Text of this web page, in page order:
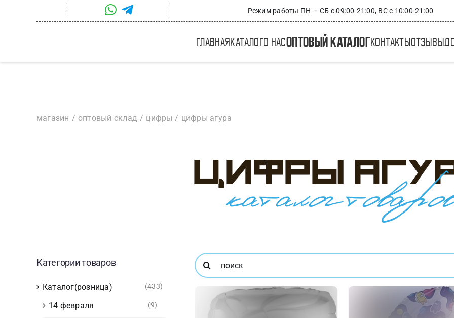
Режим работы ПН — СБ с 09:00-21:00, ВС с 10:00-21:00
главная каталого насоптовый каталогконтакты отзывы
магазин оптовый склад цифры цифры агура
Цифры
каталог
Категории товаров
Каталог(розница) (433)
14 февраля (9)
Результат
поиска: